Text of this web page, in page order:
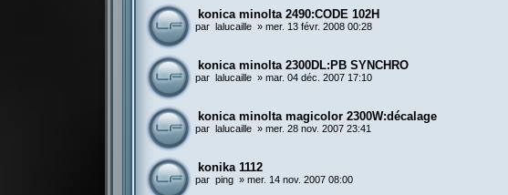
konica minolta 2490:CODE 102H
par lalucaille »mer. 13 févr. 2008 00:28
konica minolta 2300DL:PB SYNCHRO
par lalucaille »mar. 04 déc. 2007 17:10
konica minolta magicolor 2300W:décalage
par lalucaille »mer. 28 nov. 2007 23:41
konika 1112
par ping »mer. 14 nov. 2007 08:00